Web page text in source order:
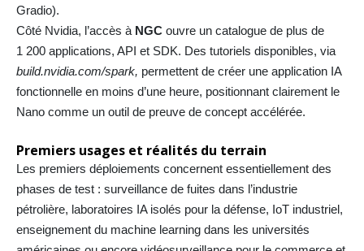
Gradio).
Côté Nvidia, l’accès à NGC ouvre un catalogue de plus de
1 200 applications, API et SDK. Des tutoriels disponibles, via
build.nvidia.com/spark, permettent de créer une application IA
fonctionnelle en moins d’une heure, positionnant clairement le
Nano comme un outil de preuve de concept accélérée.
Premiers usages et réalités du terrain
Les premiers déploiements concernent essentiellement des
phases de test : surveillance de fuites dans l’industrie
pétrolière, laboratoires IA isolés pour la défense, IoT industriel,
enseignement du machine learning dans les universités